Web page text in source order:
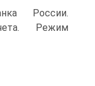
России.
Режим